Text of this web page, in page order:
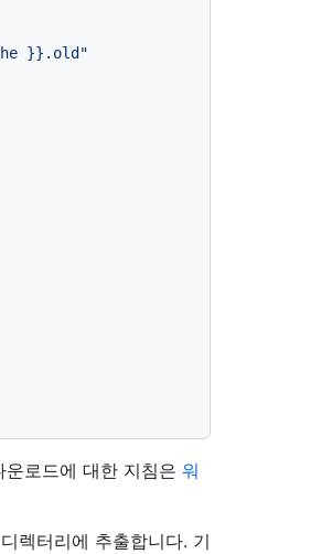
로드에 대한 지침은 워
렉터리에 추출합니다. 기